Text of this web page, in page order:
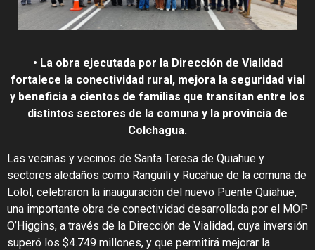
• La obra ejecutada por la Dirección de Vialidad
fortalece la conectividad rural, mejora la seguridad vial
y beneficia a cientos de familias que transitan entre los
distintos sectores de la comuna y la provincia de
Colchagua.
Las vecinas y vecinos de Santa Teresa de Quiahue y
sectores aledaños como Ranguili y Rucahue de la comuna de
Lolol, celebraron la inauguración del nuevo Puente Quiahue,
una importante obra de conectividad desarrollada por el MOP
O’Higgins, a través de la Dirección de Vialidad, cuya inversión
superó los $4.749 millones, y que permitirá mejorar la